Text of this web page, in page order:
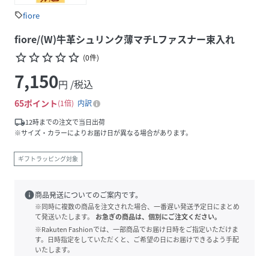
sellfiore
fiore/(W)牛革シュリンク薄マチLファスナー束入れ
star_borderstar_borderstar_borderstar_borderstar_border (0件)
7,150円 /税込
65ポイント 1倍
内訳
local_shipping12時までの注文で当日出荷
※サイズ・カラーによりお届け日が異なる場合があります。
ギフトラッピング対象
info商品発送についてのご案内です。
※同時に複数の商品を注文された場合、一番遅い発送予定日にまとめ
て発送いたします。
お急ぎの商品は、個別にご注文ください。
※Rakuten Fashionでは、一部商品でお届け日時をご指定いただけま
す。日時指定をしていただくと、ご希望の日にお届けできるよう手配
いたします。